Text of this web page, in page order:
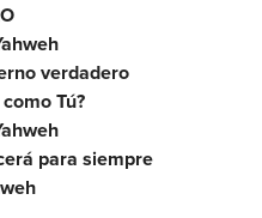
verdadero
Tú?
para siempre